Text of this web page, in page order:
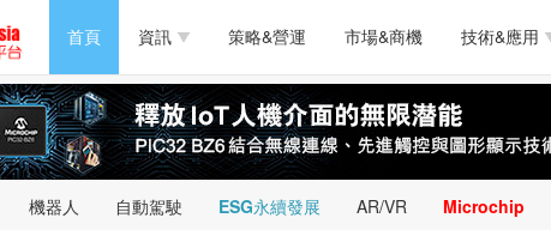
首頁 資訊
半導體/零組件 測試量測
PC/周邊 軟體/工具 醫療電子
新能源 人工智慧 安防監控
策略&營運 市場&商機 技術&應用
醫療電子
類比技術
PC/周邊 軟體/工具 醫療電子
新能源 人工智慧 安防監控
醫療電子
類比技術
嵌入技術
機器人 自動駕駛 ESG永續發展 AR/VR Microchip